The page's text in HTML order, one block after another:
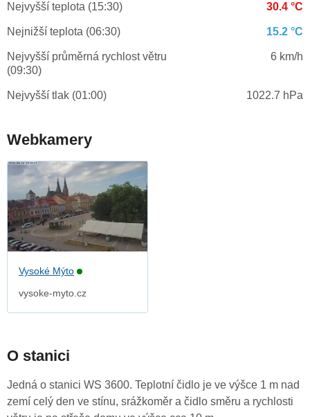
Nejvyšší teplota (15:30) 30.4 °C
Nejnižší teplota (06:30) 15.2 °C
Nejvyšší průměrná rychlost větru
(09:30)
6 km/h
Nejvyšší tlak (01:00) 1022.7 hPa
Webkamery
Vysoké Mýto
vysoke-myto.cz
O stanici
Jedná o stanici WS 3600. Teplotní čidlo je ve výšce 1 m nad
zemí celý den ve stínu, srážkoměr a čidlo směru a rychlosti